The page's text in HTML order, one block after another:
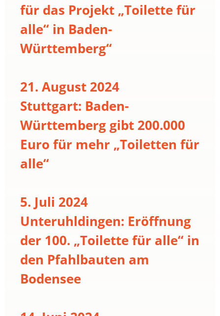
für das Projekt „Toilette für
alle“ in Baden-
Württemberg“
21. August 2024
Stuttgart: Baden-
Württemberg gibt 200.000
Euro für mehr „Toiletten für
alle“
5. Juli 2024
Unteruhldingen: Eröffnung
der 100. „Toilette für alle“ in
den Pfahlbauten am
Bodensee